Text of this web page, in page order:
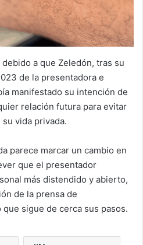
a que Zeledón, tras su
de la presentadora e
manifestado su intención de
relación futura para evitar
vida privada.
parece marcar un cambio en
que el presentador
más distendido y abierto,
de la prensa de
sigue de cerca sus pasos.